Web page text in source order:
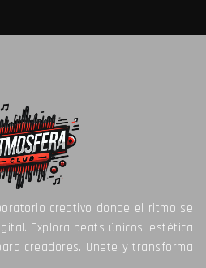
creativo donde el ritmo se
Explora beats únicos, estética
creadores. Unete y transforma